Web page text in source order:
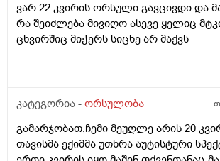
ვარ 22 კვირის ორსული გავცივდი და
რა შეიძლება მივიღო ასევე ყელიც
ცხვირშიც მიჭერს სიცხე არ მაქვს
კატეგორია - ორსულობა
გამარჯობათ,ჩემი მეუღლე არის 20
თავისმა ექიმმა უთხრა აუტისტური